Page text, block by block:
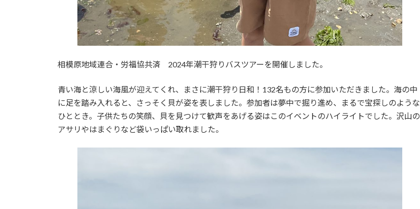
相模原地域連合・労福協共済 2024年潮干狩りバスツアーを開催しました。
青い海と涼しい海風が迎えてくれ、まさに潮干狩り日和！132名もの方に参加いただきました。海の中
に足を踏み入れると、さっそく貝が姿を表しました。参加者は夢中で掘り進め、まるで宝探しのような
ひととき。子供たちの笑顔、貝を見つけて歓声をあげる姿はこのイベントのハイライトでした。沢山の
アサリやはまぐりなど袋いっぱい取れました。